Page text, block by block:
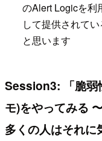
のAlert Logicを利
して提供されて
と思います
Session3: 「脆弱
モ)をやってみる
多くの人はそれに